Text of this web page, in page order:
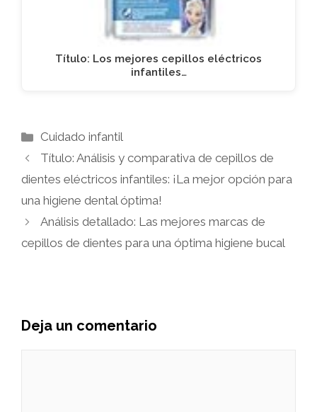
Título: Los mejores cepillos eléctricos
infantiles…
Categorías
Cuidado infantil
Título: Análisis y comparativa de cepillos de
dientes eléctricos infantiles: ¡La mejor opción para
una higiene dental óptima!
Análisis detallado: Las mejores marcas de
cepillos de dientes para una óptima higiene bucal
Deja un comentario